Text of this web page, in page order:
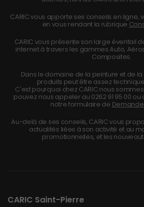
CARIC vous apporte ses conseils en ligne,
en vous rendant la rubrique
CARIC vous présente son large éventail
internet à travers les gammes Auto,
Composites.
Dans le domaine de la peinture et de
produits peut être assez
C'est pourquoi chez CARIC nous
pouvez nous appeler au 0262 91 95 00 ou
notre formulaire de
Au-delà de ses conseils, CARIC vous
actualités liées à son activité et au
promotionnelles, et les
CARIC Saint-Pierre